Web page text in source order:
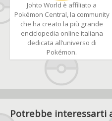
Johto World è affiliato a
Pokémon Central, la community
che ha creato la più grande
enciclopedia online italiana
dedicata all’universo di
Pokémon.
Potrebbe interessarti